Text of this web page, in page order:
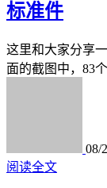
标准件
这里和大家分享
面的截图中，83
08/
阅读全文